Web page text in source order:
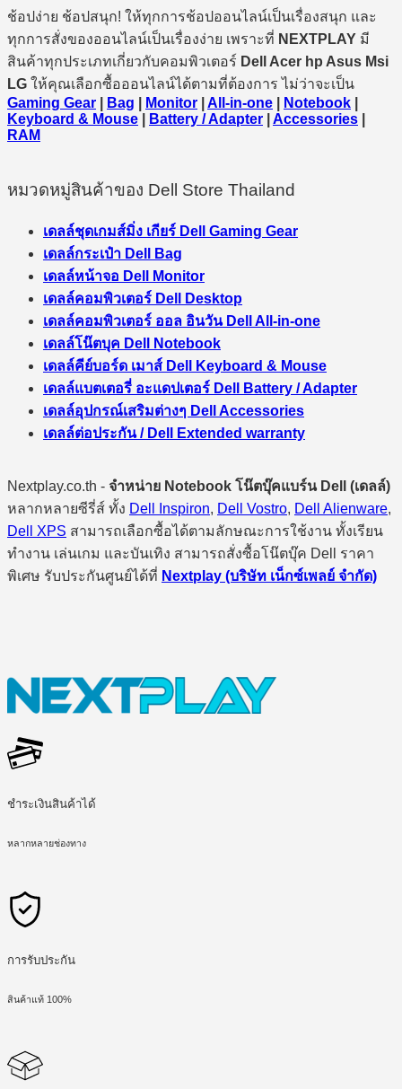
ช้อปง่าย ช้อปสนุก! ให้ทุกการช้อปออนไลน์เป็นเรื่องสนุก และ
ทุกการสั่งของออนไลน์เป็นเรื่องง่าย เพราะที่ NEXTPLAY มี
สินค้าทุกประเภทเกี่ยวกับคอมพิวเตอร์ Dell Acer hp Asus Msi
LG ให้คุณเลือกซื้อออนไลน์ได้ตามที่ต้องการ ไม่ว่าจะเป็น
Gaming Gear
Bag Monitor All-in-one Notebook
Keyboard & Mouse
Battery / Adapter Accessories
RAM
หมวดหมู่สินค้าของ Dell Store Thailand
เดลล์ชุดเกมส์มิ่ง เกียร์ Dell Gaming Gear
เดลล์กระเป๋า Dell Bag
เดลล์หน้าจอ Dell Monitor
เดลล์คอมพิวเตอร์ Dell Desktop
เดลล์คอมพิวเตอร์ ออล อินวัน Dell All-in-one
เดลล์โน๊ตบุค Dell Notebook
เดลล์คีย์บอร์ด เมาส์ Dell Keyboard & Mouse
เดลล์แบตเตอรี่ อะแดปเตอร์ Dell Battery / Adapter
เดลล์อุปกรณ์เสริมต่างๆ Dell Accessories
เดลล์ต่อประกัน / Dell Extended warranty
Nextplay.co.th - จำหน่าย Notebook โน๊ตบุ๊คแบร์น Dell (เดลล์)
หลากหลายซีรี่ส์ ทั้ง Dell Inspiron, Dell Vostro, Dell Alienware,
Dell XPS สามารถเลือกซื้อได้ตามลักษณะการใช้งาน ทั้งเรียน
ทำงาน เล่นเกม และบันเทิง สามารถสั่งซื้อโน๊ตบุ๊ค Dell ราคา
พิเศษ รับประกันศูนย์ได้ที่ Nextplay (บริษัท เน็กซ์เพลย์ จำกัด)
ชำระเงินสินค้าได้
หลากหลายช่องทาง
การรับประกัน
สินค้าแท้ 100%